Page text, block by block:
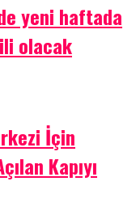
yeni haftada
olacak
İçin
Kapıyı